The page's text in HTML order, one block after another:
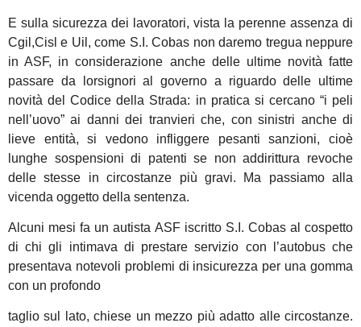
E sulla sicurezza dei lavoratori, vista la perenne assenza di
Cgil,Cisl e Uil, come S.I. Cobas non daremo tregua neppure
in ASF, in considerazione anche delle ultime novità fatte
passare da lorsignori al governo a riguardo delle ultime
novità del Codice della Strada: in pratica si cercano “i peli
nell’uovo” ai danni dei tranvieri che, con sinistri anche di
lieve entità, si vedono infliggere pesanti sanzioni, cioè
lunghe sospensioni di patenti se non addirittura revoche
delle stesse in circostanze più gravi. Ma passiamo alla
vicenda oggetto della sentenza.
Alcuni mesi fa un autista ASF iscritto S.I. Cobas al cospetto
di chi gli intimava di prestare servizio con l’autobus che
presentava notevoli problemi di insicurezza per una gomma
con un profondo
taglio sul lato, chiese un mezzo più adatto alle circostanze.